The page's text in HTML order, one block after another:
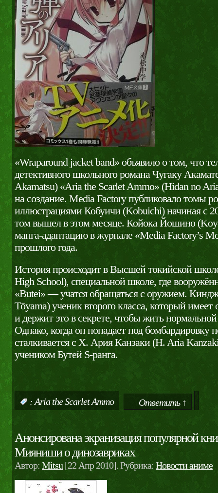
«Wraparound jacket band» объявило о том, что
детективного школьного романа Чугаку
Akamatsu) «Aria the Scarlet Ammo» (Hidan no
на создание. Media Factory публиковало томы
иллюстрациями Кобуичи (Kobuichi) начиная с
том вышел в этом месяце. Койока Йошино
манга-адаптацию в журнале «Media Factory’s
прошлого года.
История происходит в Высшей токийской
High School), специальной школе, где
«Butei» — учатся обращаться с оружием.
Tōyama) ученик второго класса, который
и держит это в секрете, чтобы жить
Однако, когда он попадает под бомбардировку
сталкивается с Х. Ария Канзаки (H. Aria
учеником Бутей S-ранга.
: Aria the Scarlet Ammo Ответить ↑
Анонсирована экранизация популярной
Мияниши о динозавриках
Автор: Mitsu [22 Апр 2010]. Рубрика: Новости аниме